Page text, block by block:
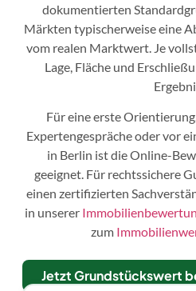
dokumentierten
Märkten typischerweise eine
vom realen Marktwert. Je
Lage, Fläche und
Für eine erste
Expertengespräche oder vor
in Berlin ist die Online-
geeignet. Für rechtssichere
einen zertifizierten
in unserer
zum
Jetzt Grundstückswert